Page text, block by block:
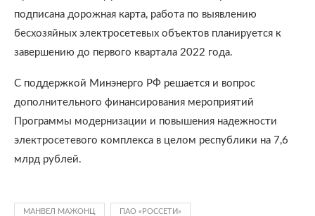
подписана дорожная карта, работа по выявлению
бесхозяйных электросетевых объектов планируется к
завершению до первого квартала 2022 года.
С поддержкой Минэнерго РФ решается и вопрос
дополнительного финансирования мероприятий
Программы модернизации и повышения надежности
электросетевого комплекса в целом республики на 7,6
млрд рублей.
МАНВЕЛ МАЖОНЦ ПАО «РОССЕТИ»